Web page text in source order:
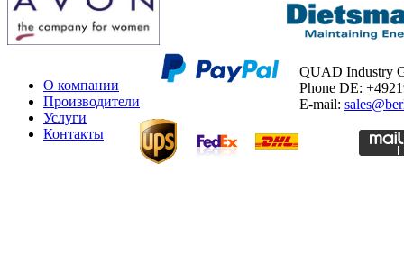
О компании
Производители
Услуги
Контакты
QUAD Industry
Phone DE:
E-mail: